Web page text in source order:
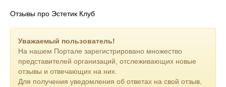
Отзывы про Эстетик Клуб
Уважаемый пользователь!
На нашем Портале зарегистрировано множество
представителей организаций, отслеживающих новые
отзывы и отвечающих на них.
Для получения уведомления об ответах на свой отзыв,